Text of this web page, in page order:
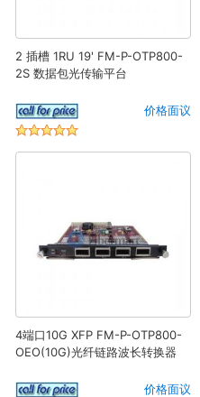
2 插槽 1RU 19' FM-P-OTP800-
2S 数据包光传输平台
价格面议
4端口10G XFP FM-P-OTP800-
OEO(10G)光纤链路波长转换器
价格面议